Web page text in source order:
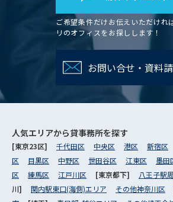
ご希望条件だけお伝えいただけれ
リのオフィスをお探しします！
お問い合せ・資料
人気エリアから貸事務所を探す
[東京23区] 千代田区 中央区 港区 新宿区
区
目黒区 中野区 世田谷区 江東区 墨田
区
練馬区 江戸川区 [東京都下] 八王子駅
川] 関内駅東口(海側)エリア その他神奈川区